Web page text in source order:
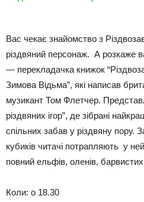
Вас чекає знайомство з
різдвяний персонаж. А розкаже
— перекладачка книжок
Зимова Відьма”, які написав
музикант Том Флетчер.
різдвяних ігор”, де зібрані
спільних забав у різдвяну пору.
кубиків читачі потрапляють у
повний ельфів, оленів, барвистих
Коли: о 18.30